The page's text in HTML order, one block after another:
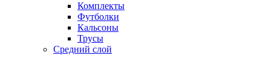
Комплекты
Футболки
Кальсоны
Трусы
Средний слой